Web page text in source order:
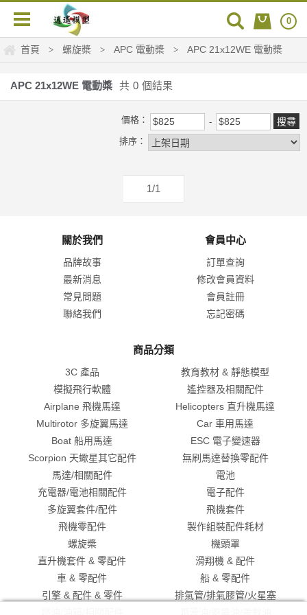
0
首頁 > 螺旋槳 > APC 電動槳 > APC 21x12WE 電動槳
APC 21x12WE 電動槳 共 0 個結果
價格：
排序：
1/1
關於我們
品牌故事
最新消息
常見問題
聯絡我們
會員中心
訂單查詢
修改會員資料
會員註冊
忘記密碼
商品分類
3C 產品
教育教材 & 靜態模型
模擬飛行軟體
遙控器及相關配件
Airplane 飛機馬達
Helicopters 直升機馬達
Multirotor 多旋翼馬達
Car 車用馬達
Boat 船用馬達
ESC 電子變速器
Scorpion 天蠍星其它配件
無刷馬達替換零配件
馬達/相關配件
電池
充電器/電池相關配件
電子配件
多旋翼套件/配件
飛機套件
飛機零配件
製作組裝配件耗材
螺旋槳
機頭罩
直升機套件 & 零配件
滑翔機 & 配件
車 & 零配件
船 & 零配件
引擎 & 配件 & 零件
排氣管/排氣膠管/火星塞